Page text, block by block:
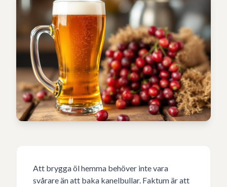
Att brygga öl hemma behöver inte vara
svårare än att baka kanelbullar. Faktum är att